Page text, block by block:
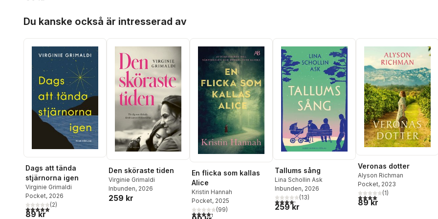
Du kanske också är intresserad av
Dags att tända
stjärnorna igen
Virginie Grimaldi
Pocket, 2026
5,0utav 5 stjärnor. Totalt antal röster:
(2)
89 kr
Den sköraste tiden
Virginie Grimaldi
Inbunden, 2026
259 kr
En flicka som kallas
Alice
Kristin Hannah
Pocket, 2025
4,3utav 5 stjärnor. Totalt antal röster:
(99)
Tallums sång
Lina Schollin Ask
Inbunden, 2026
4,2utav 5 stjärnor. Totalt antal röster:
(13)
259 kr
Veronas dotter
Alyson Richman
Pocket, 2023
4,0utav 5 stjärnor. Totalt
(1)
89 kr